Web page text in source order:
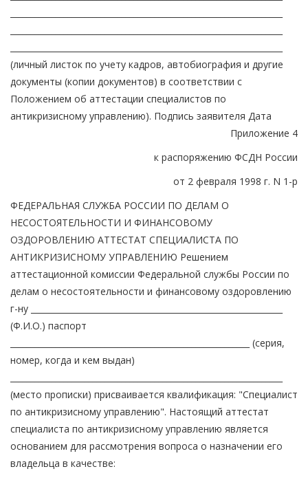
(личный листок по учету кадров, автобиография и другие
документы (копии документов) в соответствии с
Положением об аттестации специалистов по
антикризисному управлению). Подпись заявителя Дата
Приложение 4
к распоряжению ФСДН России
от 2 февраля 1998 г. N 1-р
ФЕДЕРАЛЬНАЯ СЛУЖБА РОССИИ ПО ДЕЛАМ О
НЕСОСТОЯТЕЛЬНОСТИ И ФИНАНСОВОМУ
ОЗДОРОВЛЕНИЮ АТТЕСТАТ СПЕЦИАЛИСТА ПО
АНТИКРИЗИСНОМУ УПРАВЛЕНИЮ Решением
аттестационной комиссии Федеральной службы России по
делам о несостоятельности и финансовому оздоровлению
г-ну _____________________________________________________________
(Ф.И.О.) паспорт
__________________________________________________________ (серия,
номер, когда и кем выдан)
(место прописки) присваивается квалификация: "Специалист
по антикризисному управлению". Настоящий аттестат
специалиста по антикризисному управлению является
основанием для рассмотрения вопроса о назначении его
владельца в качестве: